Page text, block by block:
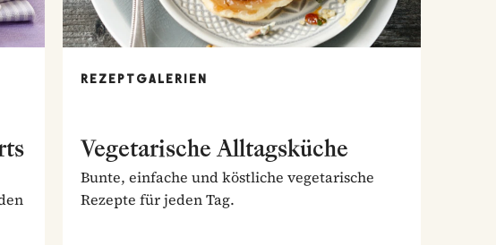
REZEPTGALERIEN
Vegetarische Alltagsküche
Bunte, einfache und köstliche vegetarische
Rezepte für jeden Tag.